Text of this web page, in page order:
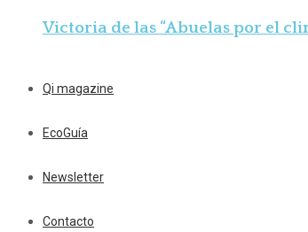
Victoria de las “Abuelas por el
Qi magazine
EcoGuía
Newsletter
Contacto